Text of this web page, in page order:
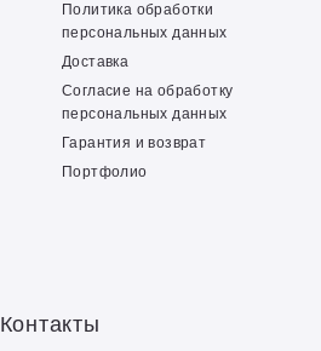
Политика обработки
персональных данных
Доставка
Согласие на обработку
персональных данных
Гарантия и возврат
Портфолио
Контакты